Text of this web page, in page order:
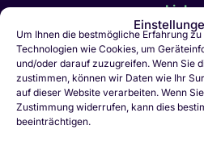
Um Ihnen die bestmögliche Erfahrung
Technologien wie Cookies, um
und/oder darauf zuzugreifen. Wenn Sie
zustimmen, können wir Daten wie Ihr
auf dieser Website verarbeiten. Wenn
Zustimmung widerrufen, kann dies
beeinträchtigen.
Links
IT-Stellen
Kaufmännische
Personalvermittlung
Jobletter